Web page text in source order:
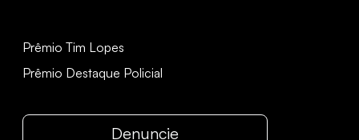
Prêmio Tim Lopes
Prêmio Destaque Policial
Denuncie